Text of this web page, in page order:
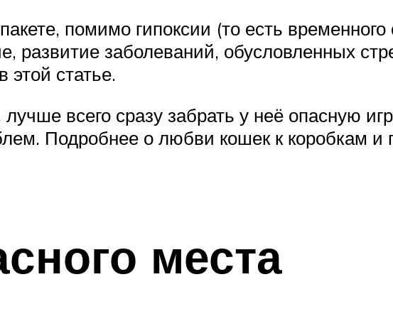
помимо гипоксии (то есть временного
развитие заболеваний, обусловленных
статье.
всего сразу забрать у неё опасную
Подробнее о любви кошек к коробкам и
места